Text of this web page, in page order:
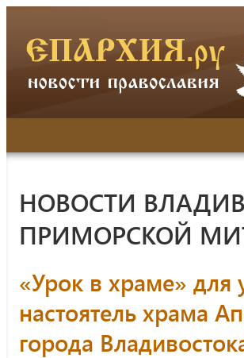
НОВОСТИ
ПРИМОРСКОЙ
«Урок в храме»
настоятель храма
города